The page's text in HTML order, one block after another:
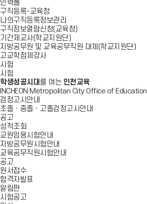
인력풀
구직등록-교육청
나의구직등록정보관리
구직정보열람신청(교육청)
기간제교사(학교지원단)
지방공무원 및 교육공무직원 대체(학교지원단)
고교학점제강사
시험
시험
학생성공시대 를 여는 인천교육
INCHEON Metropolitan City Office of Education
검정고시안내
초졸ㆍ중졸ㆍ고졸검정고시안내
공고
성적조회
교원임용시험안내
지방공무원시험안내
교육공무직원시험안내
공고
원서접수
합격자발표
알림판
시험공고